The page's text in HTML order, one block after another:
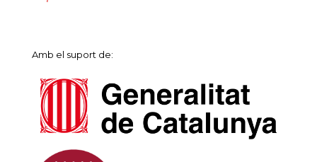
Amb el suport de: